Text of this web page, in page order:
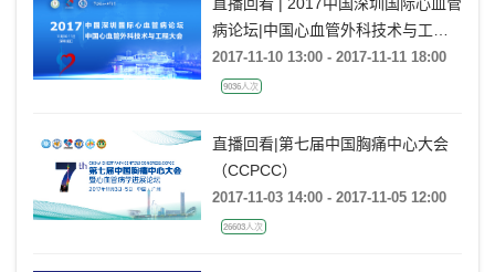
直播回看 | 2017中国深圳国际心血管
病论坛|中国心血管外科技术与工程
大会
2017-11-10 13:00 - 2017-11-11 18:00
9036人次
直播回看|第七届中国胸痛中心大会
（CCPCC）
2017-11-03 14:00 - 2017-11-05 12:00
26603人次